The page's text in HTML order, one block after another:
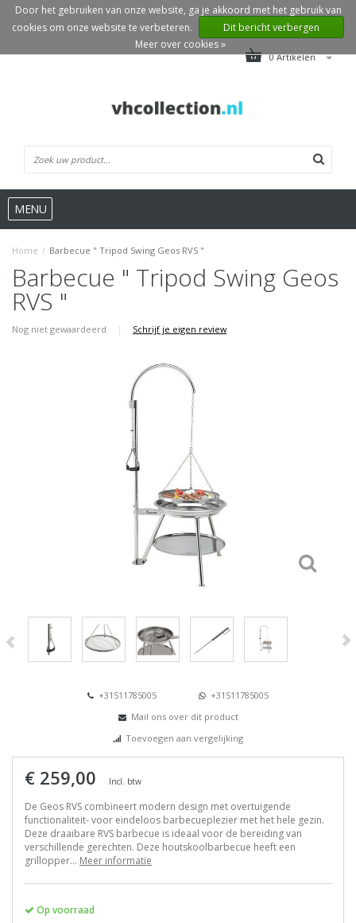
0 Artikelen
MENU
Home / Barbecue " Tripod Swing Geos RVS "
Barbecue " Tripod Swing Geos
RVS "
Nog niet gewaardeerd | Schrijf je eigen review
+31511785005
+31511785005
Mail ons over dit product
Toevoegen aan vergelijking
€ 259,00 Incl. btw
De Geos RVS combineert modern design met overtuigende
functionaliteit- voor eindeloos barbecueplezier met het hele gezin.
Deze draaibare RVS barbecue is ideaal voor de bereiding van
verschillende gerechten. Deze houtskoolbarbecue heeft een
grillopper... Meer informatie
Op voorraad
Door het gebruiken van onze website, ga je akkoord met het gebruik van
cookies om onze website te verbeteren.
Dit bericht verbergen
Meer over cookies »